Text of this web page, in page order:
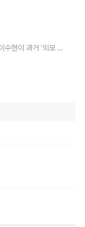
"이런 거 진짜 그냥 무시하는데.." 악뮤 이수현이 과거 '외모 악플'에 보였던 반응